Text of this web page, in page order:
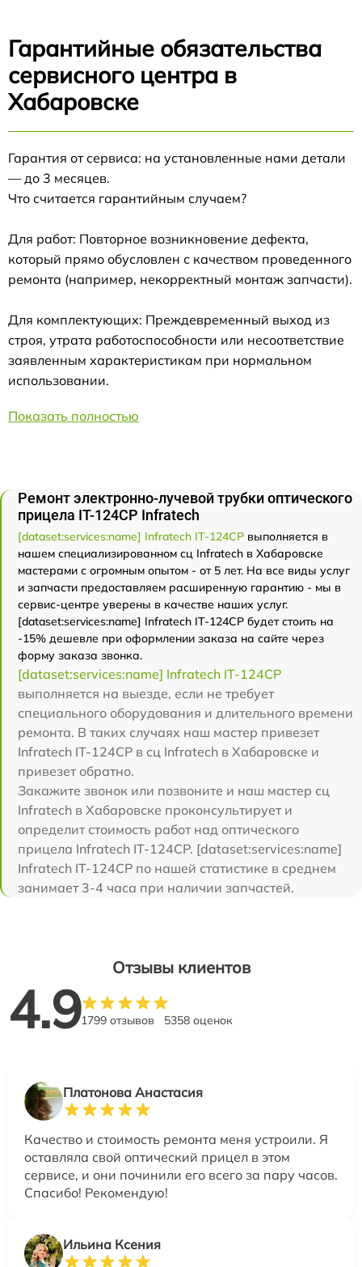
Гарантийные обязательства
сервисного центра в
Хабаровске
Гарантия от сервиса: на установленные нами детали
— до 3 месяцев.
Что считается гарантийным случаем?
Для работ: Повторное возникновение дефекта,
который прямо обусловлен с качеством проведенного
ремонта (например, некорректный монтаж запчасти).
Для комплектующих: Преждевременный выход из
строя, утрата работоспособности или несоответствие
заявленным характеристикам при нормальном
использовании.
Показать полностью
Ремонт электронно-лучевой трубки оптического
прицела IT-124CP Infratech
[dataset:services:name] Infratech IT-124CP выполняется в
нашем специализированном сц Infratech в Хабаровске
мастерами с огромным опытом - от 5 лет. На все виды услуг
и запчасти предоставляем расширенную гарантию - мы в
сервис-центре уверены в качестве наших услуг.
[dataset:services:name] Infratech IT-124CP будет стоить на
-15% дешевле при оформлении заказа на сайте через
форму заказа звонка.
[dataset:services:name] Infratech IT-124CP
выполняется на выезде, если не требует
специального оборудования и длительного времени
ремонта. В таких случаях наш мастер привезет
Infratech IT-124CP в сц Infratech в Хабаровске и
привезет обратно.
Закажите звонок или позвоните и наш мастер сц
Infratech в Хабаровске проконсультирует и
определит стоимость работ над оптического
прицела Infratech IT-124CP. [dataset:services:name]
Infratech IT-124CP по нашей статистике в среднем
занимает 3-4 часа при наличии запчастей.
Отзывы клиентов
4.91799 отзывов 5358 оценок
Платонова Анастасия
Качество и стоимость ремонта меня устроили. Я
оставляла свой оптический прицел в этом
сервисе, и они починили его всего за пару часов.
Спасибо! Рекомендую!
Ильина Ксения